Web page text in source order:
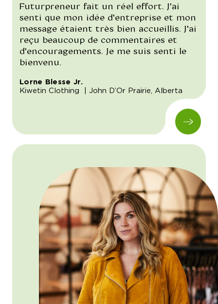
Futurpreneur fait un réel effort. J'ai
senti que mon idée d'entreprise et mon
message étaient très bien accueillis. J'ai
reçu beaucoup de commentaires et
d'encouragements. Je me suis senti le
bienvenu.
Lorne Blesse Jr.
Kiwetin Clothing
| John D’Or Prairie, Alberta